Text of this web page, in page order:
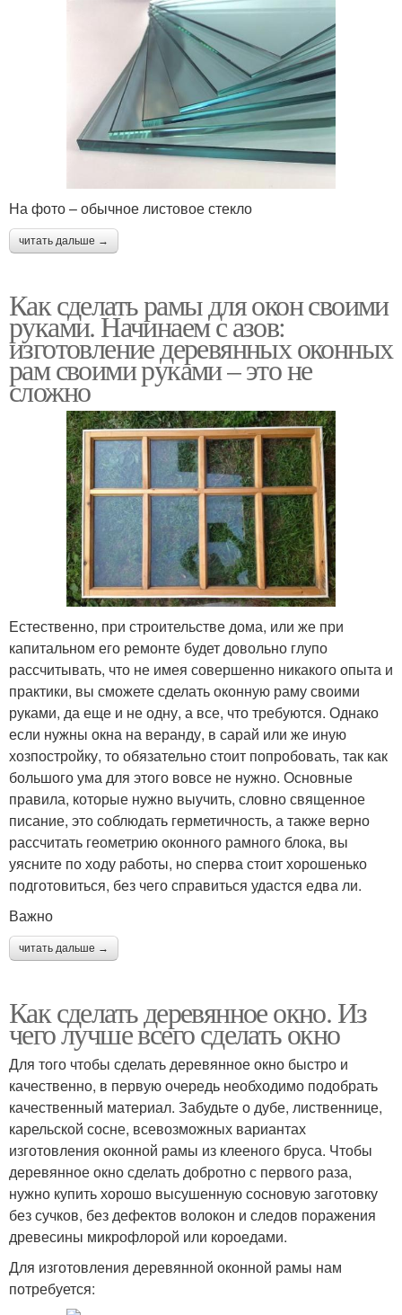
На фото – обычное листовое стекло
читать дальше →
Как сделать рамы для окон своими
руками. Начинаем с азов:
изготовление деревянных оконных
рам своими руками – это не
сложно
Естественно, при строительстве дома, или же при
капитальном его ремонте будет довольно глупо
рассчитывать, что не имея совершенно никакого опыта и
практики, вы сможете сделать оконную раму своими
руками, да еще и не одну, а все, что требуются. Однако
если нужны окна на веранду, в сарай или же иную
хозпостройку, то обязательно стоит попробовать, так как
большого ума для этого вовсе не нужно. Основные
правила, которые нужно выучить, словно священное
писание, это соблюдать герметичность, а также верно
рассчитать геометрию оконного рамного блока, вы
уясните по ходу работы, но сперва стоит хорошенько
подготовиться, без чего справиться удастся едва ли.
Важно
читать дальше →
Как сделать деревянное окно. Из
чего лучше всего сделать окно
Для того чтобы сделать деревянное окно быстро и
качественно, в первую очередь необходимо подобрать
качественный материал. Забудьте о дубе, лиственнице,
карельской сосне, всевозможных вариантах
изготовления оконной рамы из клееного бруса. Чтобы
деревянное окно сделать добротно с первого раза,
нужно купить хорошо высушенную сосновую заготовку
без сучков, без дефектов волокон и следов поражения
древесины микрофлорой или короедами.
Для изготовления деревянной оконной рамы нам
потребуется: